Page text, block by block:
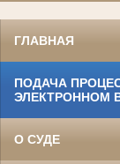
ГЛАВНАЯ
ПОДАЧА
ЭЛЕКТРОННОМ
О СУДЕ